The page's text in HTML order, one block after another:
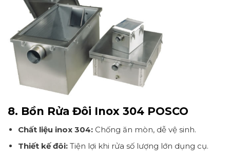
8. Bồn Rửa Đôi Inox 304 POSCO
Chất liệu inox 304:Chống ăn mòn, dễ vệ sinh.
Thiết kế đôi:Tiện lợi khi rửa số lượng lớn dụng cụ.